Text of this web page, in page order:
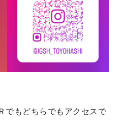
でもどちらでもアクセスで